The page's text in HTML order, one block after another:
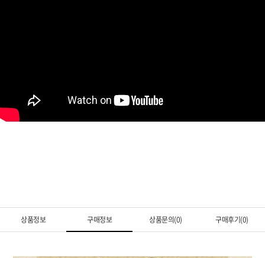
상품정보 구매정보 상품문의(0) 구매후기(0)